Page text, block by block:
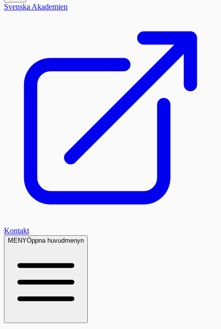
Svenska Akademien
Kontakt
MENYÖppna huvudmenyn